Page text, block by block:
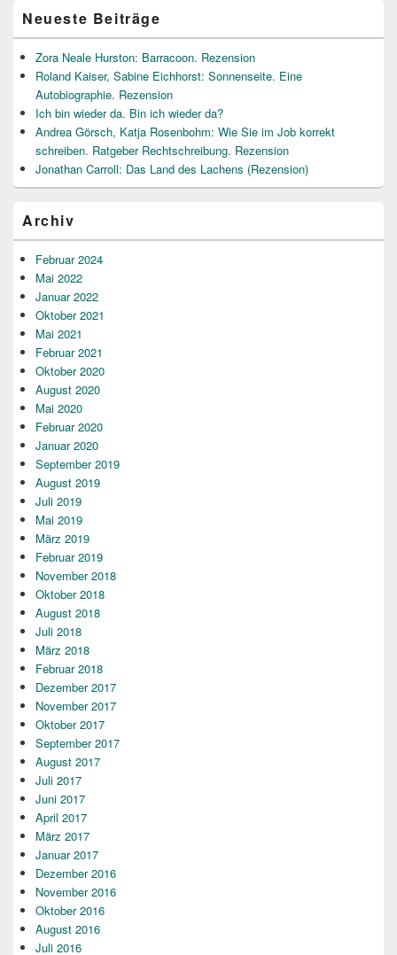
Neueste Beiträge
Zora Neale Hurston: Barracoon. Rezension
Roland Kaiser, Sabine Eichhorst: Sonnenseite. Eine
Autobiographie. Rezension
Ich bin wieder da. Bin ich wieder da?
Andrea Görsch, Katja Rosenbohm: Wie Sie im Job korrekt
schreiben. Ratgeber Rechtschreibung. Rezension
Jonathan Carroll: Das Land des Lachens (Rezension)
Archiv
Februar 2024
Mai 2022
Januar 2022
Oktober 2021
Mai 2021
Februar 2021
Oktober 2020
August 2020
Mai 2020
Februar 2020
Januar 2020
September 2019
August 2019
Juli 2019
Mai 2019
März 2019
Februar 2019
November 2018
Oktober 2018
August 2018
Juli 2018
März 2018
Februar 2018
Dezember 2017
November 2017
Oktober 2017
September 2017
August 2017
Juli 2017
Juni 2017
April 2017
März 2017
Januar 2017
Dezember 2016
November 2016
Oktober 2016
August 2016
Juli 2016